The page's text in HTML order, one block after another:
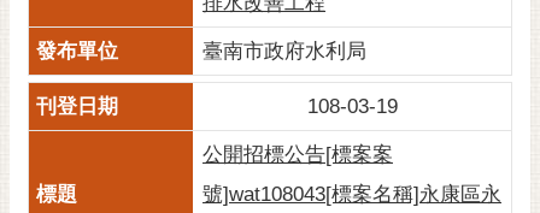
臺南市政府水利局
108-03-19
公開招標公告[標案案
號]wat108043[標案名稱]永康區永